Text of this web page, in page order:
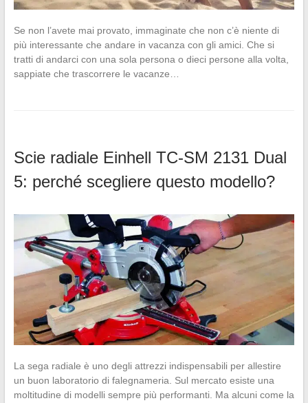
Se non l’avete mai provato, immaginate che non c’è niente di
più interessante che andare in vacanza con gli amici. Che si
tratti di andarci con una sola persona o dieci persone alla volta,
sappiate che trascorrere le vacanze…
Scie radiale Einhell TC-SM 2131 Dual
5: perché scegliere questo modello?
La sega radiale è uno degli attrezzi indispensabili per allestire
un buon laboratorio di falegnameria. Sul mercato esiste una
moltitudine di modelli sempre più performanti. Ma alcuni come la